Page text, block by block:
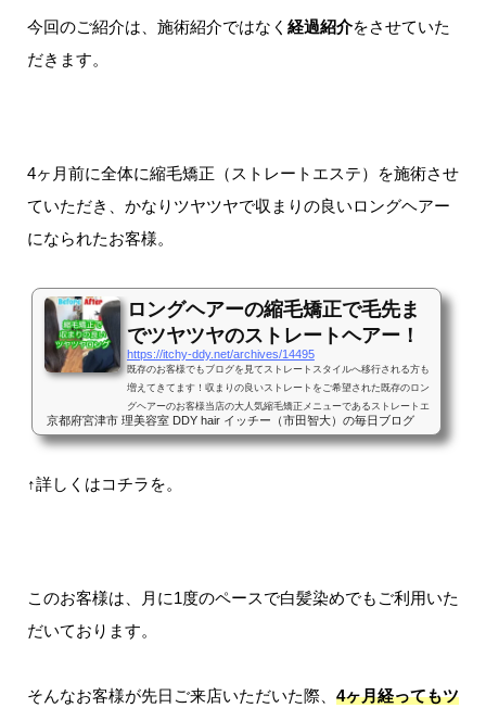
今回のご紹介は、施術紹介ではなく 経過紹介をさせていた
だきます。
4ヶ月前に全体に縮毛矯正（ストレートエステ）を施術させ
ていただき、かなりツヤツヤで収まりの良いロングヘアー
になられたお客様。
ロングヘアーの縮毛矯正で毛先ま
でツヤツヤのストレートヘアー！
https://itchy-ddy.net/archives/14495
既存のお客様でもブログを見てストレートスタイルへ移行される方も
増えてきてます！収まりの良いストレートをご希望された既存のロン
グヘアーのお客様当店の大人気縮毛矯正メニューであるストレートエ
ステのお客様施術例です。今回のお客様は以前から当店にお越し頂い
てる常連様です。当店のSNSも見ていただいてるのですが、僕の縮毛
様とこんなやりとりがありました。最近挙がってるストレートエステ
京都府宮津市 理美容室 DDY hair イッチー（市田智大）の毎日ブログ
↑詳しくはコチラを。
このお客様は、月に1度のペースで白髪染めでもご利用いた
だいております。
そんなお客様が先日ご来店いただいた際、 4ヶ月経ってもツ